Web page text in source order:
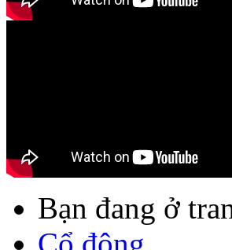
Bạn đang ở
Cổ đông